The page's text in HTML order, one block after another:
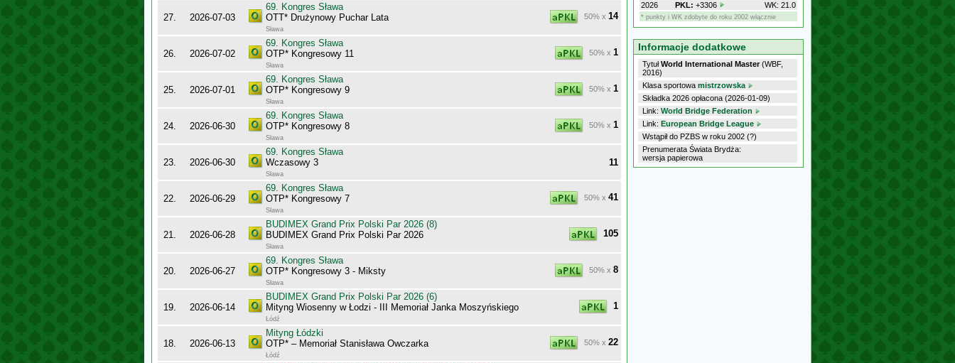
27. 2026-07-03
69. Kongres Sława
OTT* Drużynowy Puchar Lata
Sława
50% x 14
26. 2026-07-02
69. Kongres Sława
OTP* Kongresowy 11
Sława
50% x 1
25. 2026-07-01
69. Kongres Sława
OTP* Kongresowy 9
Sława
50% x 1
24. 2026-06-30
69. Kongres Sława
OTP* Kongresowy 8
Sława
50% x 1
23. 2026-06-30
69. Kongres Sława
Wczasowy 3
Sława
11
22. 2026-06-29
69. Kongres Sława
OTP* Kongresowy 7
Sława
50% x 41
21. 2026-06-28
BUDIMEX Grand Prix Polski Par 2026 (8)
BUDIMEX Grand Prix Polski Par 2026
Sława
105
20. 2026-06-27
69. Kongres Sława
OTP* Kongresowy 3 - Miksty
Sława
50% x 8
19. 2026-06-14
BUDIMEX Grand Prix Polski Par 2026 (6)
Mityng Wiosenny w Łodzi - III Memoriał Janka Moszyńskiego
Łódź
1
18. 2026-06-13
Mityng Łódzki
OTP* – Memoriał Stanisława Owczarka
Łódź
50% x 22
2026
PKL: +3306 WK: 21.0
* punkty i WK zdobyte do roku 2002 włącznie
Informacje dodatkowe
TytułWorld International Master(WBF,
2016)
Klasa sportowa mistrzowska
Składka 2026 opłacona (2026-01-09)
Link: World Bridge Federation
Link: European Bridge League
Wstąpił do PZBS w roku 2002 (?)
Prenumerata Świata Brydża:
wersja papierowa